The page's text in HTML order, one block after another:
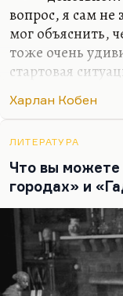
вопрос, я сам
мог объяснить,
тоже очень
стартовая
«Дураков нет») –
Ребенок
парковки, а где
делись, – не
Меня вообще
если говорить
тайн, это как
исчезают из
Харлан Кобен
ЛИТЕРАТУРА
Что вы можете
городах» и